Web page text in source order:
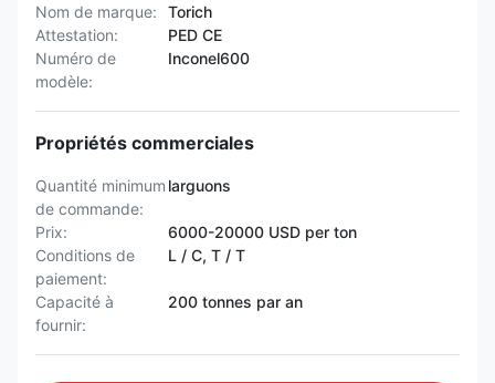
Nom de marque:
Torich
Attestation:
PED CE
Numéro de
modèle:
Inconel600
Propriétés commerciales
Quantité minimum
de commande:
larguons
Prix:
6000-20000 USD per ton
Conditions de
paiement:
L / C, T / T
Capacité à
fournir:
200 tonnes par an